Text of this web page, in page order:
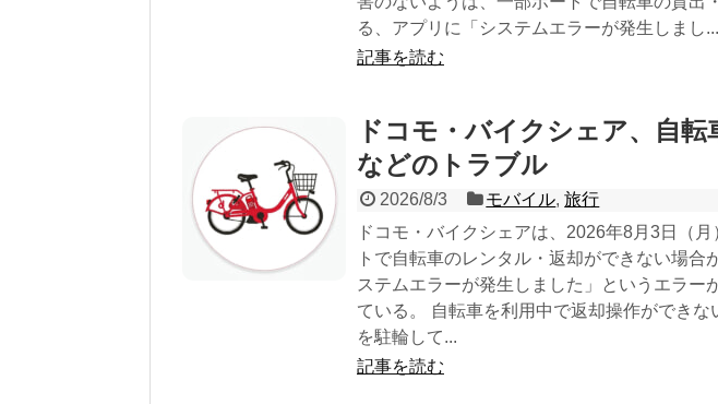
る、アプリに「システムエラーが発生しまし...
記事を読む
ドコモ・バイクシェア、自
などのトラブル
2026/8/3 モバイル,旅行
ドコモ・バイクシェアは、2026年8月3日（
トで自転車のレンタル・返却ができない場合
ステムエラーが発生しました」というエラー
ている。 自転車を利用中で返却操作ができ
を駐輪して...
記事を読む